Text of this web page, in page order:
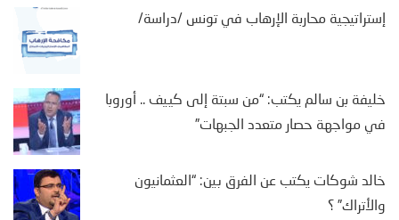
إستراتيجية محاربة الإرهاب في تونس /دراسة/
خليفة بن سالم يكتب: “من سبتة إلى كييف .. أوروبا
في مواجهة حصار متعدد الجبهات”
خالد شوكات يكتب عن الفرق بين: “العثمانيون
والأتراك” ؟